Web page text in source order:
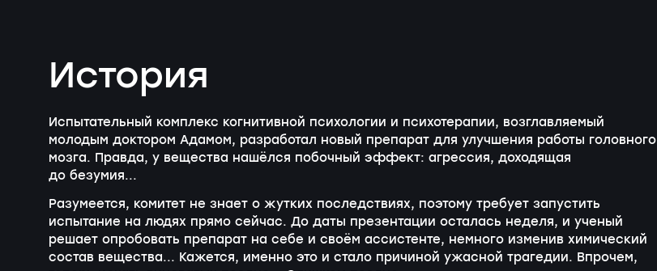
История
Испытательный комплекс когнитивной психологии и психотерапии, возглавляемый
молодым доктором Адамом, разработал новый препарат для улучшения работы головного
мозга. Правда, у вещества нашёлся побочный эффект: агрессия, доходящая
до безумия...
Разумеется, комитет не знает о жутких последствиях, поэтому требует запустить
испытание на людях прямо сейчас. До даты презентации осталась неделя, и ученый
решает опробовать препарат на себе и своём ассистенте, немного изменив химический
состав вещества... Кажется, именно это и стало причиной ужасной трагедии. Впрочем,